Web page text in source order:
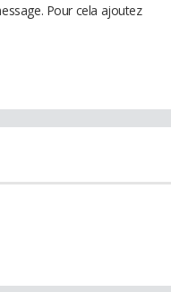
Pour cela ajoutez